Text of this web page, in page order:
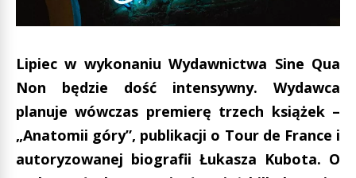
Lipiec w wykonaniu Wydawnictwa Sine Qua
Non będzie dość intensywny. Wydawca
planuje wówczas premierę trzech książek –
„Anatomii góry”, publikacji o Tour de France i
autoryzowanej biografii Łukasza Kubota. O